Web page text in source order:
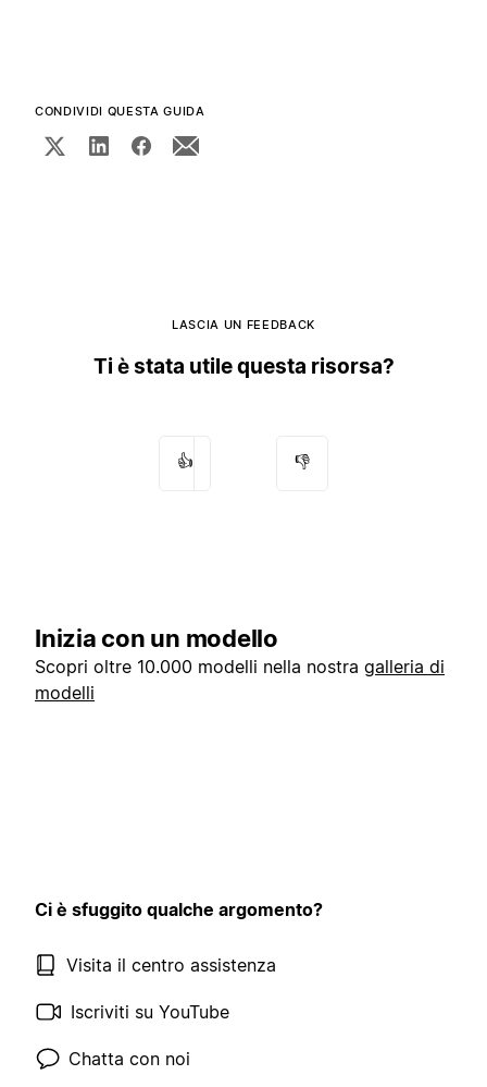
CONDIVIDI QUESTA GUIDA
LASCIA UN FEEDBACK
Ti è stata utile questa risorsa?
👍 👎
Inizia con un modello
Scopri oltre 10.000 modelli nella nostra galleria di
modelli
Ci è sfuggito qualche argomento?
Visita il centro assistenza
Iscriviti su YouTube
Chatta con noi